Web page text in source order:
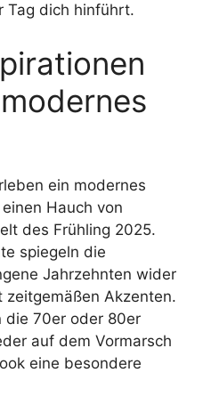
Tag dich hinführt.
ein modernes
Hauch von
des Frühling 2025.
spiegeln die
Jahrzehnten wider
Akzenten.
die 70er oder 80er
auf dem Vormarsch
eine besondere